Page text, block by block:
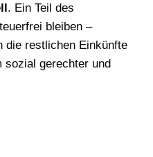
. Ein Teil des
bleiben –
die restlichen Einkünfte
sozial gerechter und